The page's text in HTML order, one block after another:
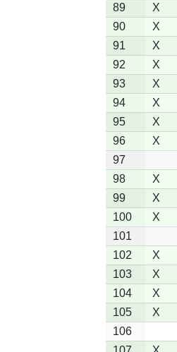
89
X
90
X
91
X
92
X
93
X
94
X
95
X
96
X
97
98
X
99
X
100
X
101
102
X
103
X
104
X
105
X
106